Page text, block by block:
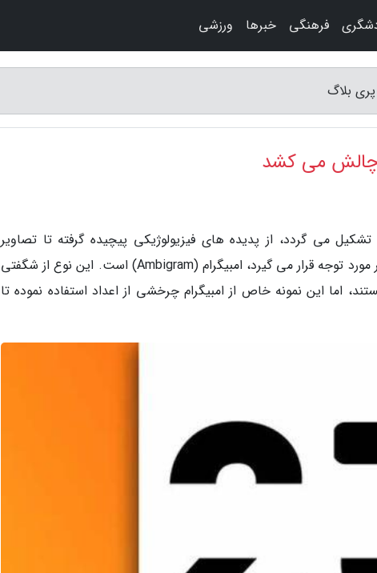
بلاگ
چالش می کشد
می گردد، از پدیده های فیزیولوژیکی پیچیده گرفته تا تصاویر
شناختی گیج کننده. یکی از انواع خطای دید که کمتر مورد توجه قرار می گیرد، امبیگرام (Ambigram) است. این نوع از شگفتی
اما این نمونه خاص از امبیگرام چرخشی از اعداد استفاده نموده تا
فرهنگی خبرها ورزشی